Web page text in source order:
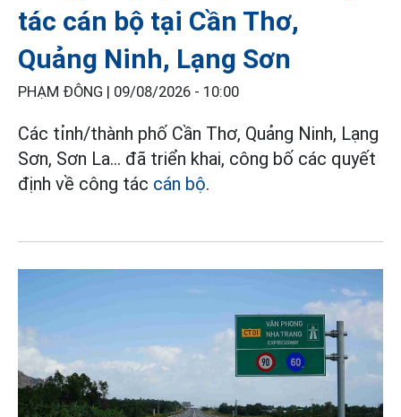
tác cán bộ tại Cần Thơ,
Quảng Ninh, Lạng Sơn
PHẠM ĐÔNG | 09/08/2026 - 10:00
Các tỉnh/thành phố Cần Thơ, Quảng Ninh, Lạng
Sơn, Sơn La... đã triển khai, công bố các quyết
định về công tác cán bộ.